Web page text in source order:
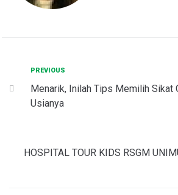
Post
navigation
Previous
PREVIOUS
Menarik, Inilah Tips Memilih Sikat
Usianya
HOSPITAL TOUR KIDS RSGM